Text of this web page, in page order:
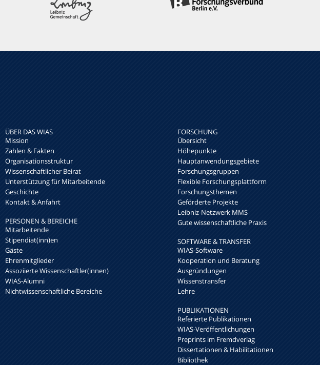
ÜBER DAS WIAS
Mission
Zahlen & Fakten
Organisationsstruktur
Wissenschaftlicher Beirat
Unterstützung für Mitarbeitende
Geschichte
Kontakt & Anfahrt
PERSONEN & BEREICHE
Mitarbeitende
Stipendiat(inn)en
Gäste
Ehrenmitglieder
Assoziierte Wissenschaftler(innen)
WIAS-Alumni
Nichtwissenschaftliche Bereiche
FORSCHUNG
Übersicht
Höhepunkte
Hauptanwendungsgebiete
Forschungsgruppen
Flexible Forschungsplattform
Forschungsthemen
Geförderte Projekte
Leibniz-Netzwerk MMS
Gute wissenschaftliche Praxis
SOFTWARE & TRANSFER
WIAS-Software
Kooperation und Beratung
Ausgründungen
Wissenstransfer
Lehre
PUBLIKATIONEN
Referierte Publikationen
WIAS-Veröffentlichungen
Preprints im Fremdverlag
Dissertationen & Habilitationen
Bibliothek